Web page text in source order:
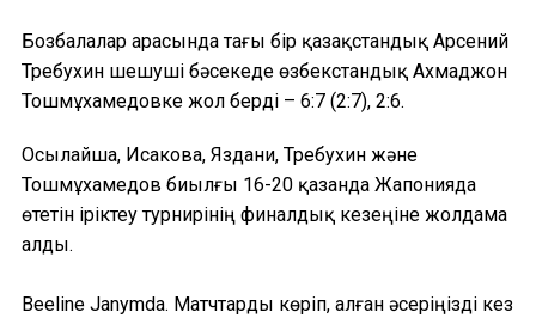
Бозбалалар арасында тағы бір қазақстандық Арсений
Требухин шешуші бәсекеде өзбекстандық Ахмаджон
Тошмұхамедовке жол берді – 6:7 (2:7), 2:6.
Осылайша, Исакова, Яздани, Требухин және
Тошмұхамедов биылғы 16-20 қазанда Жапонияда
өтетін іріктеу турнирінің финалдық кезеңіне жолдама
алды.
Beeline Janymda. Матчтарды көріп, алған әсеріңізді кез